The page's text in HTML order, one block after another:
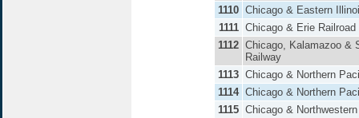
1110 Chicago & Eastern
1111 Chicago & Erie Railroad
1112 Chicago, Kalamazoo &
Railway
1113 Chicago & Northern
1114 Chicago & Northern
1115 Chicago &